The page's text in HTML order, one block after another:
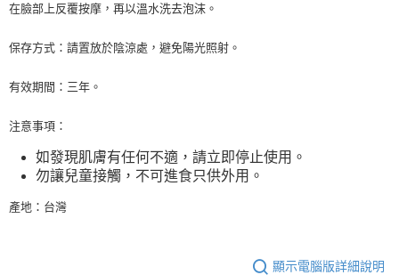
在臉部上反覆按摩，再以溫水洗去泡沫。
保存方式：請置放於陰涼處，避免陽光照射。
有效期間：三年。
注意事項：
如發現肌膚有任何不適，請立即停止使用。
勿讓兒童接觸，不可進食只供外用。
產地：台灣
顯示電腦版詳細說明